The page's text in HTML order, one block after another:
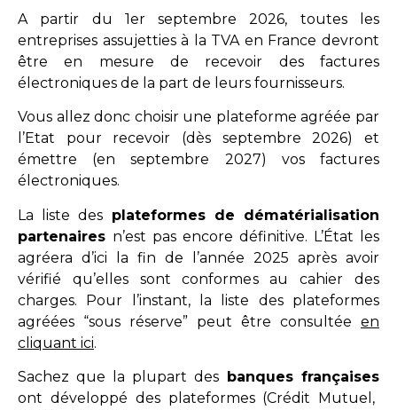
A partir du 1er septembre 2026, toutes les
entreprises assujetties à la TVA en France devront
être en mesure de recevoir des factures
électroniques de la part de leurs fournisseurs.
Vous allez donc choisir une plateforme agréée par
l’Etat pour recevoir (dès septembre 2026) et
émettre (en septembre 2027) vos factures
électroniques.
La liste des plateformes de dématérialisation
partenaires n’est pas encore définitive. L’État les
agréera d’ici la fin de l’année 2025 après avoir
vérifié qu’elles sont conformes au cahier des
charges. Pour l’instant, la liste des plateformes
agréées “sous réserve” peut être consultée en
cliquant ici.
Sachez que la plupart des banques françaises
ont développé des plateformes (Crédit Mutuel,